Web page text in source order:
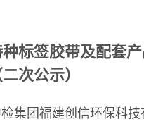
标签胶带及配套产
次公示）
集团福建创信环保科技